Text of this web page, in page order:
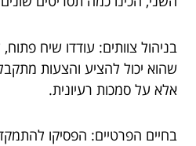
בניהול צוותים: עודדו שיח
שהוא יכול להציע והצעות
אלא על סמכות רעיונית.
בחיים הפרטיים: הפסיקו